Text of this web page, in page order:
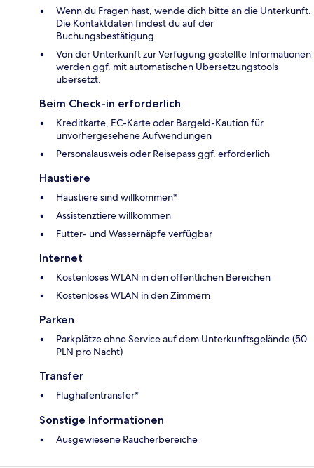
Wenn du Fragen hast, wende dich bitte an die Unterkunft.
Die Kontaktdaten findest du auf der
Buchungsbestätigung.
Von der Unterkunft zur Verfügung gestellte Informationen
werden ggf. mit automatischen Übersetzungstools
übersetzt.
Beim Check-in erforderlich
Kreditkarte, EC-Karte oder Bargeld-Kaution für
unvorhergesehene Aufwendungen
Personalausweis oder Reisepass ggf. erforderlich
Haustiere
Haustiere sind willkommen*
Assistenztiere willkommen
Futter- und Wassernäpfe verfügbar
Internet
Kostenloses WLAN in den öffentlichen Bereichen
Kostenloses WLAN in den Zimmern
Parken
Parkplätze ohne Service auf dem Unterkunftsgelände (50
PLN pro Nacht)
Transfer
Flughafentransfer*
Sonstige Informationen
Ausgewiesene Raucherbereiche